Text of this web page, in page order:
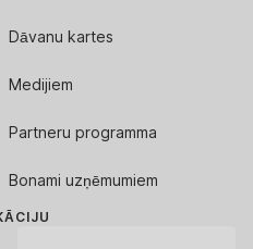
Dāvanu kartes
Medijiem
Partneru programma
Bonami uzņēmumiem